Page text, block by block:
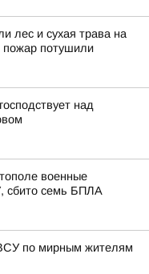
лес и сухая трава на
пожар потушили
над
военные
сбито семь БПЛА
по мирным жителям